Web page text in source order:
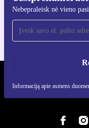
Nebepraleisk nė vieno
Informaciją apie asmens